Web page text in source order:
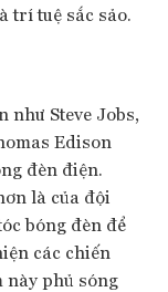
trí tuệ sắc sảo.
như Steve Jobs,
Edison
đèn điện.
là của đội
bóng đèn để
các chiến
này phủ sóng